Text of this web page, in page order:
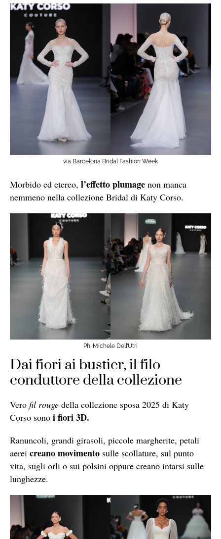
via Barcelona Bridal Fashion Week
Morbido ed etereo, l’effetto plumage non manca
nemmeno nella collezione Bridal di Katy Corso.
Ph. Michele Dell’Utri
Dai fiori ai bustier, il filo
conduttore della collezione
Vero fil rouge della collezione sposa 2025 di Katy
Corso sono i fiori 3D.
Ranuncoli, grandi girasoli, piccole margherite, petali
aerei creano movimento sulle scollature, sul punto
vita, sugli orli o sui polsini oppure creano intarsi sulle
lunghezze.